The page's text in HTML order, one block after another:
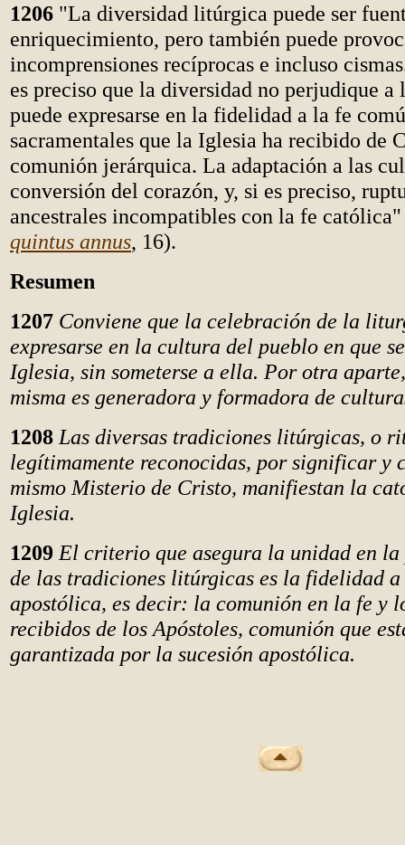
1206 "La diversidad litúrgica puede ser
enriquecimiento, pero también puede
incomprensiones recíprocas e incluso
es preciso que la diversidad no perjudique a
puede expresarse en la fidelidad a la fe
sacramentales que la Iglesia ha recibido de
comunión jerárquica. La adaptación a las
conversión del corazón, y, si es preciso,
ancestrales incompatibles con la fe
quintus annus, 16).
Resumen
1207 Conviene que la celebración de la
expresarse en la cultura del pueblo en que
Iglesia, sin someterse a ella. Por otra
misma es generadora y formadora de
1208 Las diversas tradiciones litúrgicas, o
legítimamente reconocidas, por significar y
mismo Misterio de Cristo, manifiestan la
Iglesia.
1209 El criterio que asegura la unidad en
de las tradiciones litúrgicas es la fidelidad
apostólica, es decir: la comunión en la fe y
recibidos de los Apóstoles, comunión que
garantizada por la sucesión apostólica.